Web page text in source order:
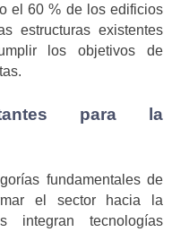
el 60 % de los edificios
estructuras existentes
los objetivos de
para la
fundamentales de
el sector hacia la
integran tecnologías